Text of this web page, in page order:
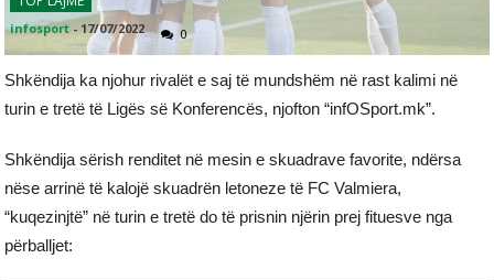
infosport - 17/07/2022 0
Shkëndija ka njohur rivalët e saj të mundshëm në rast kalimi në
turin e tretë të Ligës së Konferencës, njofton “infOSport.mk”.
Shkëndija sërish renditet në mesin e skuadrave favorite, ndërsa
nëse arrinë të kalojë skuadrën letoneze të FC Valmiera,
“kuqezinjtë” në turin e tretë do të prisnin njërin prej fituesve nga
përballjet: